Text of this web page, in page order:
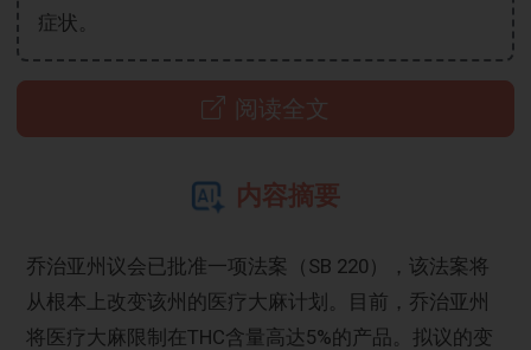
症状。
阅读全文
内容摘要
乔治亚州议会已批准一项法案（SB 220），该法案将
从根本上改变该州的医疗大麻计划。目前，乔治亚州
将医疗大麻限制在THC含量高达5%的产品。拟议的变